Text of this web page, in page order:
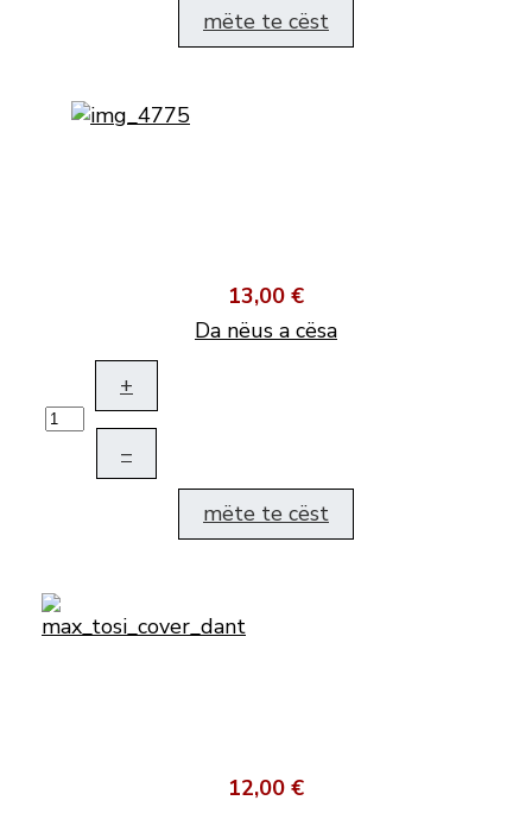
mëte te cëst
13,00 €
Da nëus a cësa
+
–
mëte te cëst
12,00 €